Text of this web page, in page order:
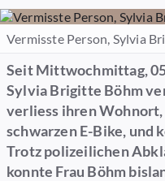
Vermisste Person, Sylvia
Seit Mittwochmittag,
Sylvia Brigitte Böhm
verliess ihren
schwarzen E-Bike, und
Trotz polizeilichen
konnte Frau Böhm